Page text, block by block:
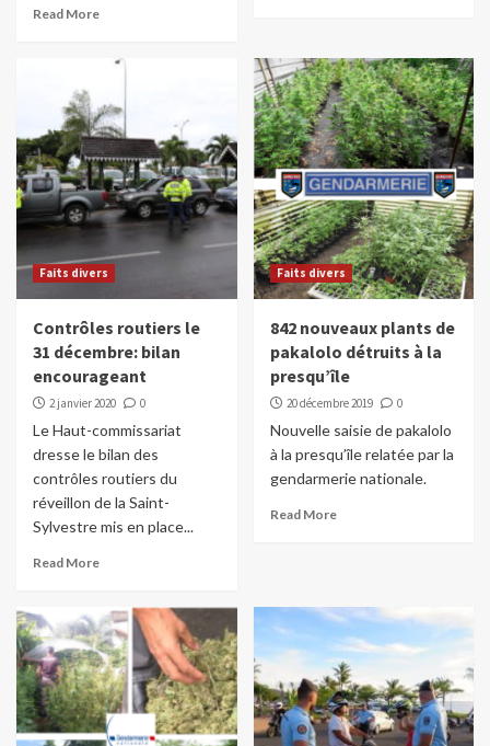
Read More
Faits divers
Contrôles routiers le
31 décembre: bilan
encourageant
2 janvier 2020 0
Le Haut-commissariat
dresse le bilan des
contrôles routiers du
réveillon de la Saint-
Sylvestre mis en place...
Read More
Faits divers
842 nouveaux plants de
pakalolo détruits à la
presqu’île
20 décembre 2019 0
Nouvelle saisie de pakalolo
à la presqu’île relatée par la
gendarmerie nationale.
Read More